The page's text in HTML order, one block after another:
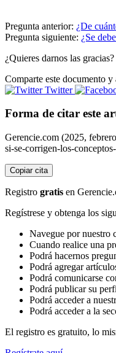
Pregunta anterior: ¿De
Pregunta siguiente: ¿Se
¿Quieres darnos las
Comparte este documento y
Twitter
Forma de citar este
Gerencie.com (2025,
si-se-corrigen-los-
Copiar cita
Registro gratis en
Regístrese y obtenga los
Navegue por nuestro
Cuando realice una
Podrá hacernos
Podrá agregar
Podrá comunicarse
Podrá publicar su
Podrá acceder a
Podrá acceder a la
El registro es gratuito, lo